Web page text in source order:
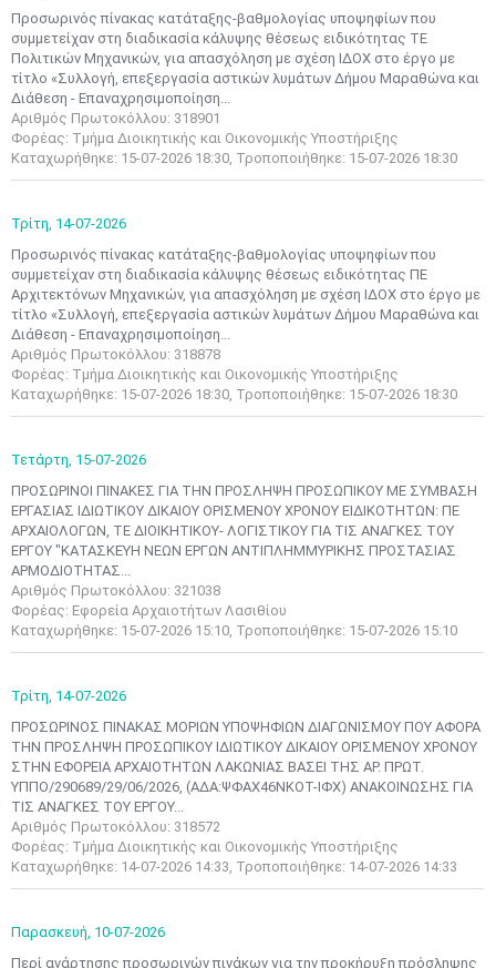
Προσωρινός πίνακας κατάταξης-βαθμολογίας υποψηφίων που
συμμετείχαν στη διαδικασία κάλυψης θέσεως ειδικότητας ΤΕ
Πολιτικών Μηχανικών, για απασχόληση με σχέση ΙΔΟΧ στο έργο με
τίτλο «Συλλογή, επεξεργασία αστικών λυμάτων Δήμου Μαραθώνα και
Διάθεση - Επαναχρησιμοποίηση...
Αριθμός Πρωτοκόλλου: 318901
Φορέας: Τμήμα Διοικητικής και Οικονομικής Υποστήριξης
Καταχωρήθηκε: 15-07-2026 18:30, Τροποποιήθηκε: 15-07-2026 18:30
Τρίτη, 14-07-2026
Προσωρινός πίνακας κατάταξης-βαθμολογίας υποψηφίων που
συμμετείχαν στη διαδικασία κάλυψης θέσεως ειδικότητας ΠΕ
Αρχιτεκτόνων Μηχανικών, για απασχόληση με σχέση ΙΔΟΧ στο έργο με
τίτλο «Συλλογή, επεξεργασία αστικών λυμάτων Δήμου Μαραθώνα και
Διάθεση - Επαναχρησιμοποίηση...
Αριθμός Πρωτοκόλλου: 318878
Φορέας: Τμήμα Διοικητικής και Οικονομικής Υποστήριξης
Καταχωρήθηκε: 15-07-2026 18:30, Τροποποιήθηκε: 15-07-2026 18:30
Τετάρτη, 15-07-2026
ΠΡΟΣΩΡΙΝΟΙ ΠΙΝΑΚΕΣ ΓΙΑ ΤΗΝ ΠΡΟΣΛΗΨΗ ΠΡΟΣΩΠΙΚΟΥ ΜΕ ΣΥΜΒΑΣΗ
ΕΡΓΑΣΙΑΣ ΙΔΙΩΤΙΚΟΥ ΔΙΚΑΙΟΥ ΟΡΙΣΜΕΝΟΥ ΧΡΟΝΟΥ ΕΙΔΙΚΟΤΗΤΩΝ: ΠΕ
ΑΡΧΑΙΟΛΟΓΩΝ, ΤΕ ΔΙΟΙΚΗΤΙΚΟΥ- ΛΟΓΙΣΤΙΚΟΥ ΓΙΑ ΤΙΣ ΑΝΑΓΚΕΣ ΤΟΥ
ΕΡΓΟΥ "ΚΑΤΑΣΚΕΥΗ ΝΕΩΝ ΕΡΓΩΝ ΑΝΤΙΠΛΗΜΜΥΡΙΚΗΣ ΠΡΟΣΤΑΣΙΑΣ
ΑΡΜΟΔΙΟΤΗΤΑΣ...
Αριθμός Πρωτοκόλλου: 321038
Φορέας: Εφορεία Αρχαιοτήτων Λασιθίου
Καταχωρήθηκε: 15-07-2026 15:10, Τροποποιήθηκε: 15-07-2026 15:10
Τρίτη, 14-07-2026
ΠΡΟΣΩΡΙΝΟΣ ΠΙΝΑΚΑΣ ΜΟΡΙΩΝ ΥΠΟΨΗΦΙΩΝ ΔΙΑΓΩΝΙΣΜΟΥ ΠΟΥ ΑΦΟΡΑ
ΤΗΝ ΠΡΟΣΛΗΨΗ ΠΡΟΣΩΠΙΚΟΥ ΙΔΙΩΤΙΚΟΥ ΔΙΚΑΙΟΥ ΟΡΙΣΜΕΝΟΥ ΧΡΟΝΟΥ
ΣΤΗΝ ΕΦΟΡΕΙΑ ΑΡΧΑΙΟΤΗΤΩΝ ΛΑΚΩΝΙΑΣ ΒΑΣΕΙ ΤΗΣ ΑΡ. ΠΡΩΤ.
ΥΠΠΟ/290689/29/06/2026, (ΑΔΑ:ΨΦΑΧ46ΝΚΟΤ-ΙΦΧ) ΑΝΑΚΟΙΝΩΣΗΣ ΓΙΑ
ΤΙΣ ΑΝΑΓΚΕΣ ΤΟΥ ΕΡΓΟΥ...
Αριθμός Πρωτοκόλλου: 318572
Φορέας: Τμήμα Διοικητικής και Οικονομικής Υποστήριξης
Καταχωρήθηκε: 14-07-2026 14:33, Τροποποιήθηκε: 14-07-2026 14:33
Παρασκευή, 10-07-2026
Περί ανάρτησης προσωρινών πινάκων για την προκήρυξη πρόσληψης